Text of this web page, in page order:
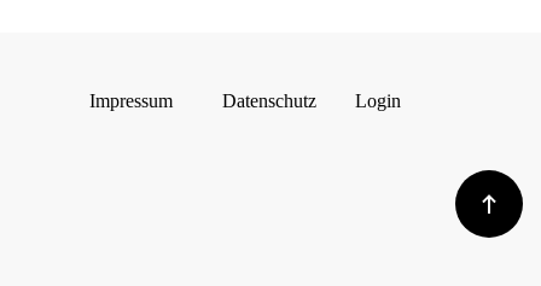
Impressum Datenschutz Login